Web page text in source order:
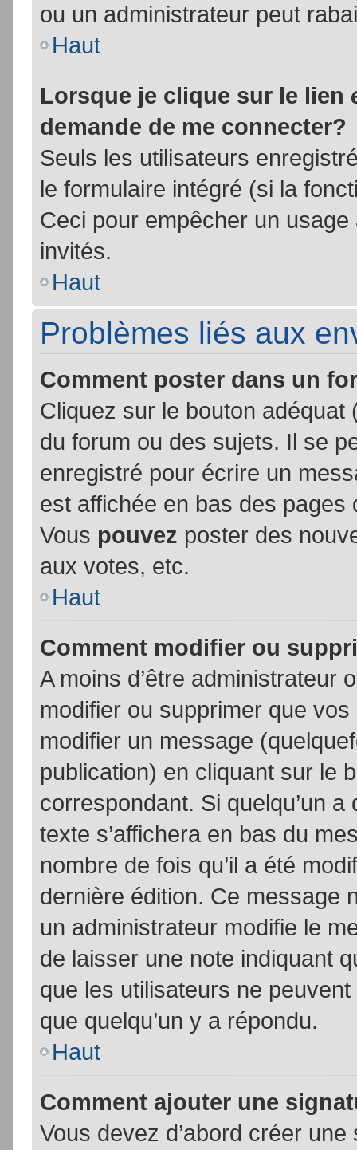
ou un administrateur peut
Haut
Lorsque je clique sur le lien
demande de me connecter?
Seuls les utilisateurs
le formulaire intégré (si la
Ceci pour empêcher un
invités.
Haut
Problèmes liés aux
Comment poster dans un
Cliquez sur le bouton
du forum ou des sujets. Il se
enregistré pour écrire un
est affichée en bas des
Vous pouvez poster des
aux votes, etc.
Haut
Comment modifier ou
A moins d’être administrateur
modifier ou supprimer que
modifier un message
publication) en cliquant sur le
correspondant. Si quelqu’un
texte s’affichera en bas du
nombre de fois qu’il a été
dernière édition. Ce message
un administrateur modifie le
de laisser une note indiquant
que les utilisateurs ne
que quelqu’un y a répondu.
Haut
Comment ajouter une
Vous devez d’abord créer